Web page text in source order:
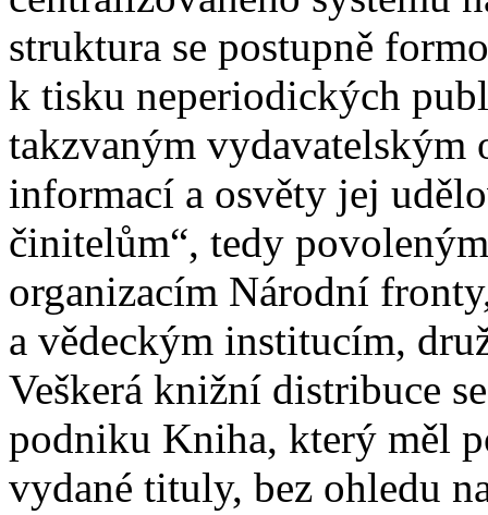
struktura se postupně
k tisku neperiodických
takzvaným
informací a osvěty jej
činitelům“, tedy
organizacím Národní
a vědeckým institucím,
Veškerá knižní distribuce
podniku Kniha, který měl
vydané tituly, bez ohledu